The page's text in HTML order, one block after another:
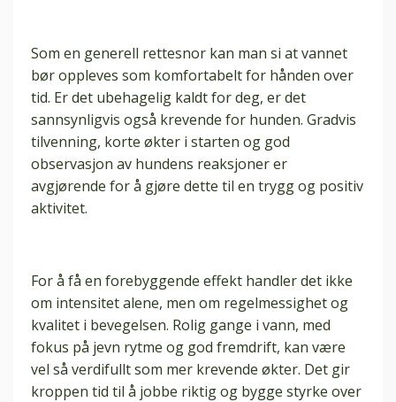
Som en generell rettesnor kan man si at vannet
bør oppleves som komfortabelt for hånden over
tid. Er det ubehagelig kaldt for deg, er det
sannsynligvis også krevende for hunden. Gradvis
tilvenning, korte økter i starten og god
observasjon av hundens reaksjoner er
avgjørende for å gjøre dette til en trygg og positiv
aktivitet.
For å få en forebyggende effekt handler det ikke
om intensitet alene, men om regelmessighet og
kvalitet i bevegelsen. Rolig gange i vann, med
fokus på jevn rytme og god fremdrift, kan være
vel så verdifullt som mer krevende økter. Det gir
kroppen tid til å jobbe riktig og bygge styrke over